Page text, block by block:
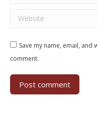
Website
Save my name, email,
comment.
Post comment